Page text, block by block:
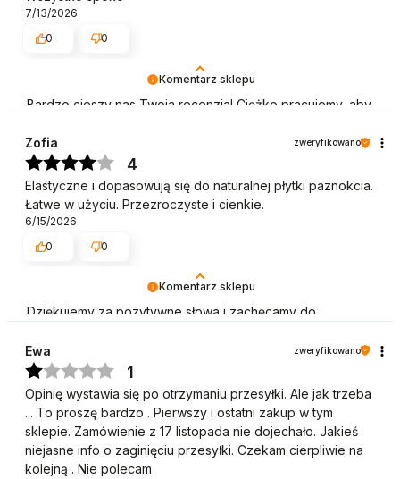
Komentarz sklepu
Bardzo cieszy nas Twoja recenzja! Ciężko pracujemy, aby
zadowoleni, że nam się udało. Mamy nadzieję, że do nas
wrócisz :) Pozdrawiamy
7/13/2026
0
0
Komentarz sklepu
Dziękujemy za pozytywne słowa i zachęcamy do
Zofia zweryfikowano
4
Elastyczne i dopasowują się do naturalnej płytki paznokcia.
Łatwe w użyciu. Przezroczyste i cienkie.
6/15/2026
0
0
Ewa zweryfikowano
1
Opinię wystawia się po otrzymaniu przesyłki. Ale jak trzeba
... To proszę bardzo . Pierwszy i ostatni zakup w tym
sklepie. Zamówienie z 17 listopada nie dojechało. Jakieś
niejasne info o zaginięciu przesyłki. Czekam cierpliwie na
kolejną . Nie polecam